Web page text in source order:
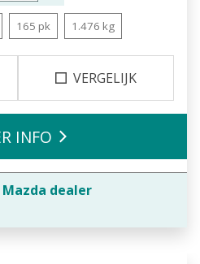
165 pk 1.476 kg
VERGELIJK
dealer
INFO